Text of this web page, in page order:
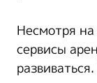
Несмотря
сервисы